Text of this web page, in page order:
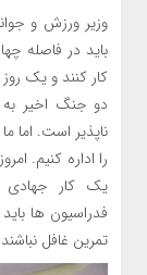
وزیر ورزش و
کار کنند و یک
دو جنگ اخیر
ناپذیر است. اما
را اداره کنیم.
یک کار جهادی
تمرین غافل